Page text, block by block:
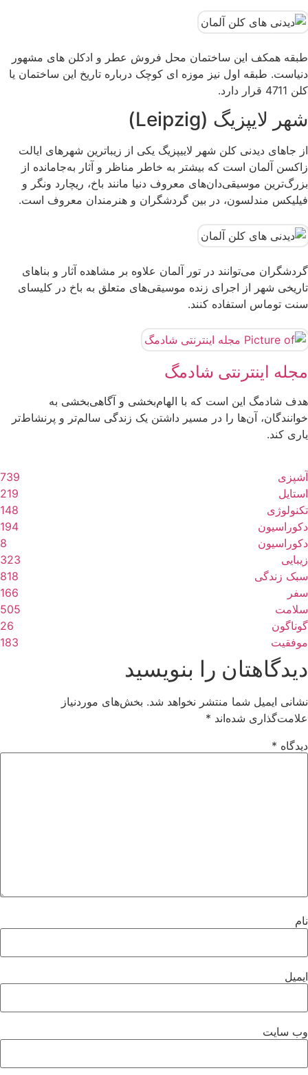
طبقه همکف این ساختمان محل فروش عطر ‏و ادکلن های مشهور
دنیاست. طبقه اول نیز موزه ای کوچک درباره تاریخ این ساختمان یا
کلن 4711 قرار دارد. ‏ ‏ ‏ ‏
شهر لایپزیگ (Leipzig)
از جاهای دیدنی کلن شهر لاییپزیگ یکی از زیباترین شهرهای ایالت
زاکسن آلمان است که بیشتر به خاطر مناظر و آثار به‌جامانده از
بزرگ‌ترین موسیقی‌دان‌های معروف دنیا مانند باخ، ریچارد ونگر و
فیلیکس مندلسون، در بین گردشگران و هنرمندان معروف است.
گردشگران می‌توانند در تور آلمان علاوه بر مشاهده آثار و بناهای
تاریخی شهر از اجرای زنده موسیقی‌های متعلق به باخ در کلیسای
سنت توماس استفاده کنند.
مجله اینترنتی شادمگ
هدف شادمگ این است که با الهام‌بخشی و آگاهی‌بخشی به
خوانندگان، آن‌ها را در مسیر داشتن یک زندگی سالم‌تر و پرنشاط‌تر
یاری کند.
۱۰ نوشیدنی خنک با قهوه که باید امتحان کنید
آشپزی
قهوه‌ ای اسپرسو؛ رنگ جدید دنیای مد
استایل
ساخت کرم پودر با ارد گندم در ۵ دقیقه مناسب انواع
پوست‌ + روش تهیه
زیبایی
طرح ناخن شیک و باکلاس تابستانی دخترانه برای
روزمره
زیبایی
ماسک امگا 3 برای پوست ؛ مقوی ترین ماسک
خانگی
زیبایی
درمان کم پشتی ابرو با 6 ماده ی خانگی ساده
زیبایی
آشپزی
739
استایل
219
تکنولوژی
148
دکوراسیون
194
دکوراسیون
8
زیبایی
323
سبک زندگی
818
سفر
166
سلامت
505
گوناگون
26
موفقیت
183
دیدگاهتان را بنویسید
نشانی ایمیل شما منتشر نخواهد شد. بخش‌های موردنیاز
علامت‌گذاری شده‌اند *
دیدگاه *
نام
ایمیل
وب‌ سایت